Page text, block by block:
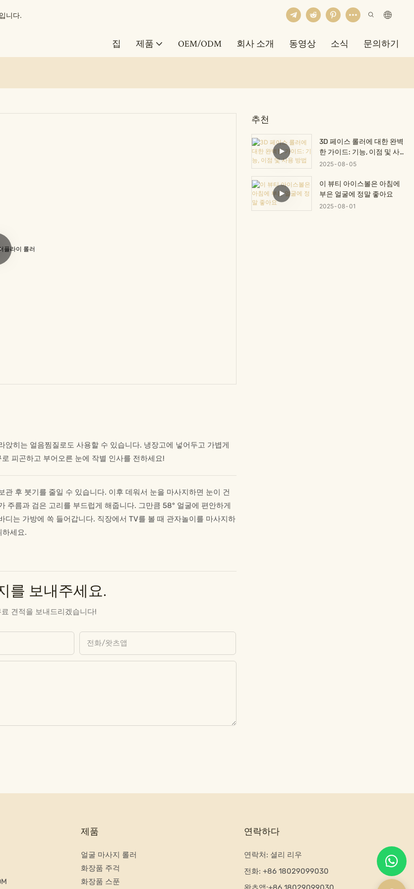
니다.
집 제품 OEM/ODM 회사 소개 동영상 소식 문의하기
히는 얼음찜질로도 사용할 수 있습니다. 냉장고에 넣어두고 가볍게
피곤하고 부어오른 눈에 작별 인사를 전하세요!
후 붓기를 줄일 수 있습니다. 이후 데워서 눈을 마사지하면 눈이 건
주름과 검은 고리를 부드럽게 해줍니다. 그만큼 58° 얼굴에 편안하게
는 가방에 쏙 들어갑니다. 직장에서 TV를 볼 때 관자놀이를 마사지하
하세요.
를 보내주세요.
견적을 보내드리겠습니다!
전화/왓츠앱
추천
3D 페이스 롤러에 대한 완벽
한 가이드: 기능, 이점 및 사용
방법
2025 08 05
이 뷰티 아이스볼은 아침에
부은 얼굴에 정말 좋아요
2025 08 01
제품
얼굴 마사지 롤러
화장품 주걱
화장품 스푼
연락하다
연락처: 셜리 리우
전화: +86 18029099030